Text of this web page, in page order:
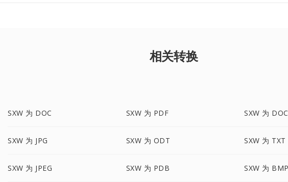
相关转换
SXW 为 DOC SXW 为 PDF SXW 为
SXW 为 JPG SXW 为 ODT SXW 为 TXT
SXW 为 JPEG SXW 为 PDB SXW 为